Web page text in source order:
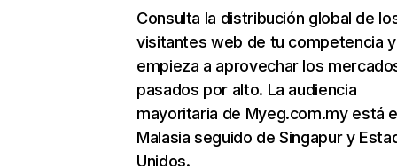
Consulta la distribución global de
visitantes web de tu competencia y
empieza a aprovechar los
pasados por alto. La audiencia
mayoritaria de Myeg.com.my está
Malasia seguido de Singapur y
Unidos.